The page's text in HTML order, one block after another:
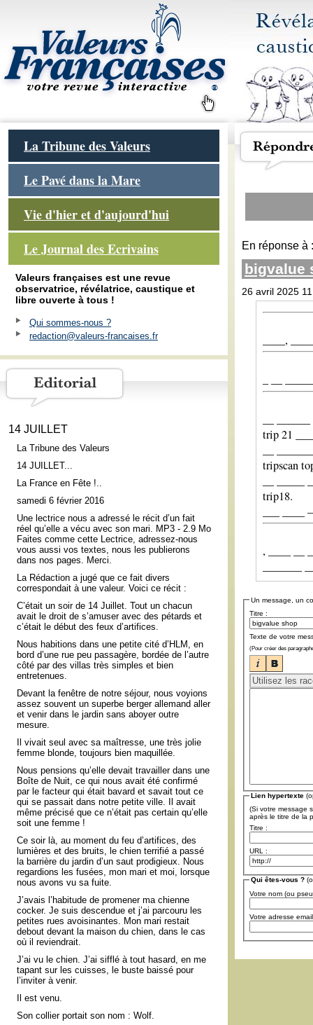
La Tribune des Valeurs
Le Pavé dans la Mare
Vie d'hier et d'aujourd'hui
Le Journal des Ecrivains
Valeurs françaises est une revue
observatrice, révélatrice, caustique et
libre ouverte à tous !
Qui sommes-nous ?
redaction@valeurs-francaises.fr
14 JUILLET
La Tribune des Valeurs
14 JUILLET...
La France en Fête !..
samedi 6 février 2016
Une lectrice nous a adressé le récit d’un fait
réel qu’elle a vécu avec son mari. MP3 - 2.9 Mo
Faites comme cette Lectrice, adressez-nous
vous aussi vos textes, nous les publierons
dans nos pages. Merci.
La Rédaction a jugé que ce fait divers
correspondait à une valeur. Voici ce récit :
C’était un soir de 14 Juillet. Tout un chacun
avait le droit de s’amuser avec des pétards et
c’était le début des feux d’artifices.
Nous habitions dans une petite cité d’HLM, en
bord d’une rue peu passagère, bordée de l’autre
côté par des villas très simples et bien
entretenues.
Devant la fenêtre de notre séjour, nous voyions
assez souvent un superbe berger allemand aller
et venir dans le jardin sans aboyer outre
mesure.
Il vivait seul avec sa maîtresse, une très jolie
femme blonde, toujours bien maquillée.
Nous pensions qu’elle devait travailler dans une
Boîte de Nuit, ce qui nous avait été confirmé
par le facteur qui était bavard et savait tout ce
qui se passait dans notre petite ville. Il avait
même précisé que ce n’était pas certain qu’elle
soit une femme !
Ce soir là, au moment du feu d’artifices, des
lumières et des bruits, le chien terrifié a passé
la barrière du jardin d’un saut prodigieux. Nous
regardions les fusées, mon mari et moi, lorsque
nous avons vu sa fuite.
J’avais l’habitude de promener ma chienne
cocker. Je suis descendue et j’ai parcouru les
petites rues avoisinantes. Mon mari restait
debout devant la maison du chien, dans le cas
où il reviendrait.
J’ai vu le chien. J’ai sifflé à tout hasard, en me
tapant sur les cuisses, le buste baissé pour
l’inviter à venir.
Il est venu.
Son collier portait son nom : Wolf.
En réponse à :
bigvalue
26 avril 2025
____,
trip 21
tripscan
trip18.
___
, ____ __
Un message, un
Titre :
Texte de votre
(Pour créer des
Lien hypertexte
(Si votre message
après le titre de la
Titre :
URL :
Qui êtes-vous ?
Votre nom (ou
Votre adresse